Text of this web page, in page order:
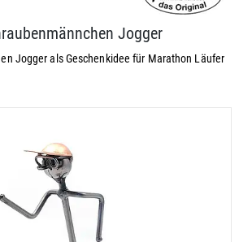
Jogger
Jogger als Geschenkidee für Marathon Läufer